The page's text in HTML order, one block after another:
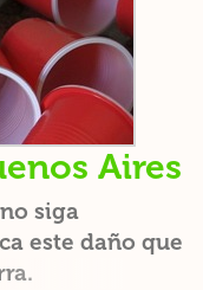
Aires
siga
este daño que